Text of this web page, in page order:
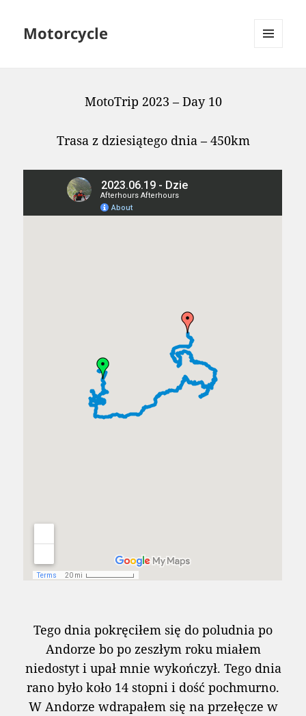
Motorcycle
MotoTrip 2023 – Day 10
Trasa z dziesiątego dnia – 450km
Tego dnia pokręciłem się do poludnia po
Andorze bo po zeszłym roku miałem
niedostyt i upał mnie wykończył. Tego dnia
rano było koło 14 stopni i dość pochmurno.
W Andorze wdrapałem się na przełęcze w